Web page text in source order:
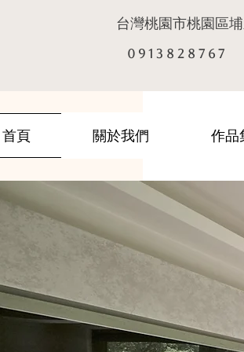
台灣桃園市桃園區
0 9 1 3 8 2 8 7 6 7
首頁 關於我們 作品